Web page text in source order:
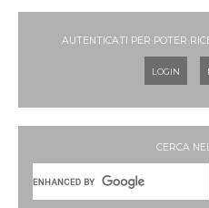
AUTENTICATI PER POTER
LOGIN
CERCA